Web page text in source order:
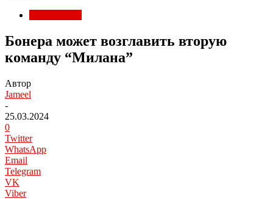
Бонера может возглавить вторую
команду “Милана”
Автор
Jameel
-
25.03.2024
0
Twitter
WhatsApp
Email
Telegram
VK
Viber